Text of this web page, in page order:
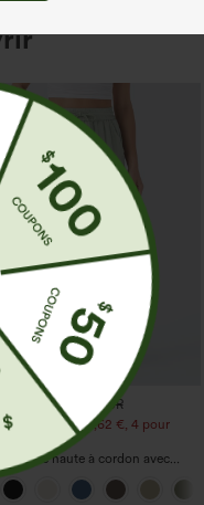
EUR
€35,95 EUR
en 2 pour 52,62 €, 4 pour
taille haute à cordon avec
jambe large et coupe ample,
effet lin